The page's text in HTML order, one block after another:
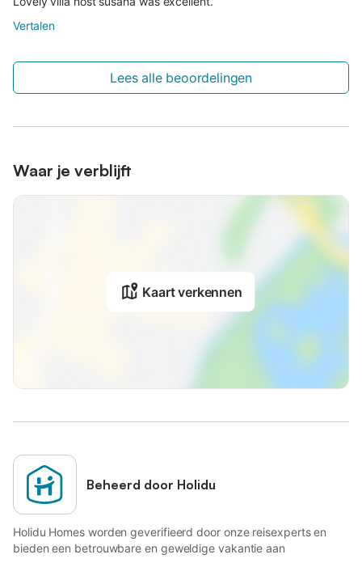
Vertalen
Lees alle beoordelingen
Waar je verblijft
Kaart verkennen
Beheerd door Holidu
Holidu Homes worden geverifieerd door onze reisexperts en
bieden een betrouwbare en geweldige vakantie aan